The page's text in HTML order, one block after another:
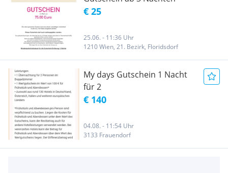
€ 25
25.06. - 11:36 Uhr
1210 Wien, 21. Bezirk, Floridsdorf
My days Gutschein 1 Nacht
für 2
€ 140
04.08. - 11:54 Uhr
3133 Frauendorf